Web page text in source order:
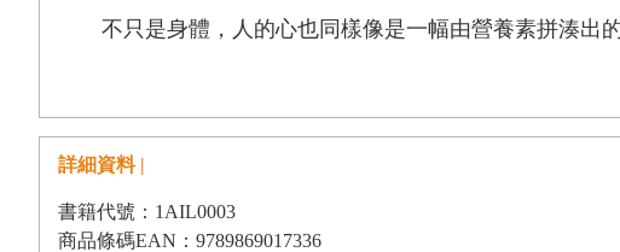
不只是身體，人的心也同樣像是一幅由營養素拼湊出
變得更堅強。即使在面臨快被壓力擊潰、情緒低落幾乎
適症狀。這種身心失衡的狀態也會在工作上帶來負面影響
詳細資料 |
書籍代號：1AIL0003
商品條碼EAN：9789869017336